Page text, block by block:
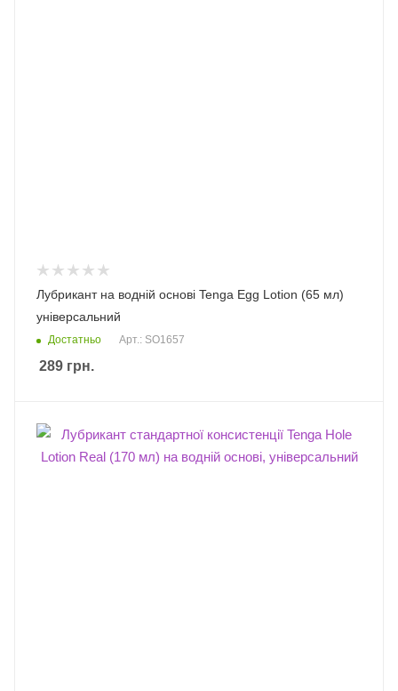
Лубрикант на водній основі Tenga Egg Lotion (65 мл)
універсальний
Достатньо Арт.: SO1657
289 грн.